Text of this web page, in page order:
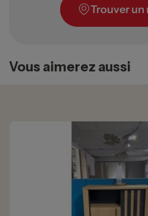
Trouver un
Vous aimerez aussi